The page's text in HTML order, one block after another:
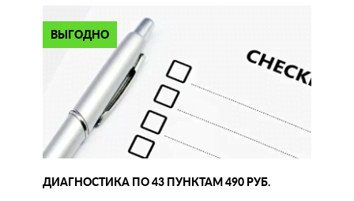
ВЫГОДНО
ДИАГНОСТИКА ПО 43 ПУНКТАМ 490 РУБ.